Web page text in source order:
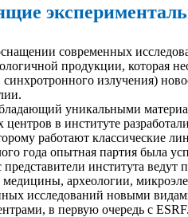
современных
продукции, которая
синхротронного излучения)
уникальными
в институте
работают классические
года опытная партия была
института
археологии,
исследований новыми
в первую очередь с ESRF.